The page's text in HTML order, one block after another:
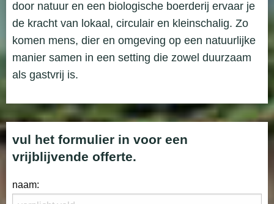
door natuur en een biologische boerderij ervaar je
de kracht van lokaal, circulair en kleinschalig. Zo
komen mens, dier en omgeving op een natuurlijke
manier samen in een setting die zowel duurzaam
als gastvrij is.
vul het formulier in voor een
vrijblijvende offerte.
naam: